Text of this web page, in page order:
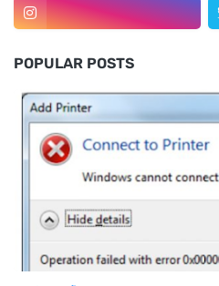
POPULAR POSTS